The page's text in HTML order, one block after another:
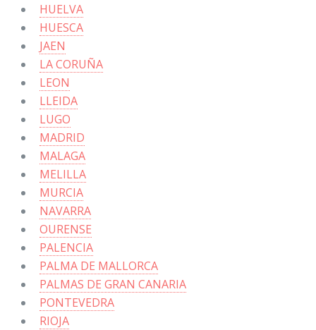
HUELVA
HUESCA
JAEN
LA CORUÑA
LEON
LLEIDA
LUGO
MADRID
MALAGA
MELILLA
MURCIA
NAVARRA
OURENSE
PALENCIA
PALMA DE MALLORCA
PALMAS DE GRAN CANARIA
PONTEVEDRA
RIOJA